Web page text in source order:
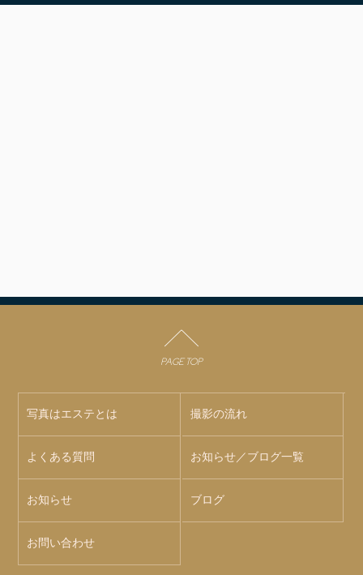
PAGE TOP
写真はエステとは 撮影の流れ
よくある質問 お知らせ／ブログ一覧
お知らせ ブログ
お問い合わせ